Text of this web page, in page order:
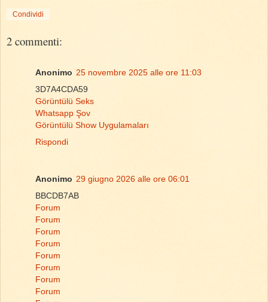
Condividi
2 commenti:
Anonimo 25 novembre 2025 alle ore 11:03
3D7A4CDA59
Görüntülü Seks
Whatsapp Şov
Görüntülü Show Uygulamaları
Rispondi
Anonimo 29 giugno 2026 alle ore 06:01
BBCDB7AB
Forum
Forum
Forum
Forum
Forum
Forum
Forum
Forum